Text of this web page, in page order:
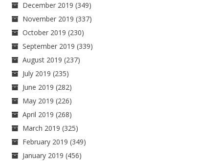
December 2019 (349)
November 2019 (337)
October 2019 (230)
September 2019 (339)
August 2019 (237)
July 2019 (235)
June 2019 (282)
May 2019 (226)
April 2019 (268)
March 2019 (325)
February 2019 (349)
January 2019 (456)